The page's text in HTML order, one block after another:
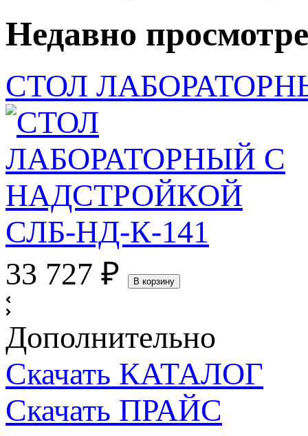
Недавно
СТОЛ
33 727 ₽ В корзину
Дополнительно
Скачать КАТАЛОГ
Скачать ПРАЙС